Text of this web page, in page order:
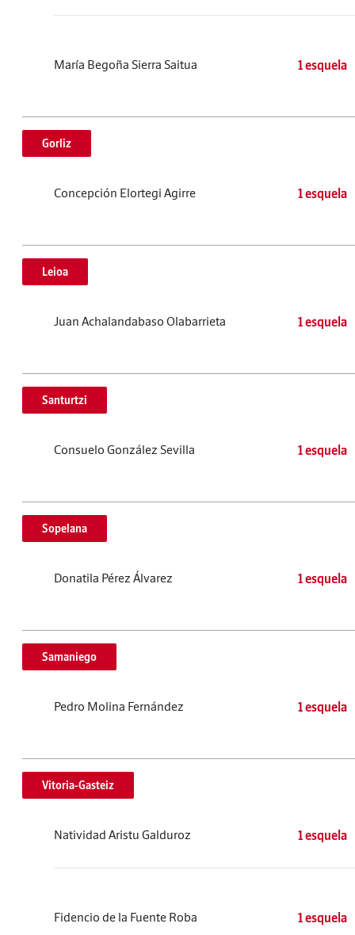
María Begoña Sierra Saitua 1 esquela
Gorliz
Concepción Elortegi Agirre 1 esquela
Leioa
Juan Achalandabaso Olabarrieta 1 esquela
Santurtzi
Consuelo González Sevilla 1 esquela
Sopelana
Donatila Pérez Álvarez 1 esquela
Samaniego
Pedro Molina Fernández 1 esquela
Vitoria-Gasteiz
Natividad Aristu Galduroz 1 esquela
Fidencio de la Fuente Roba 1 esquela